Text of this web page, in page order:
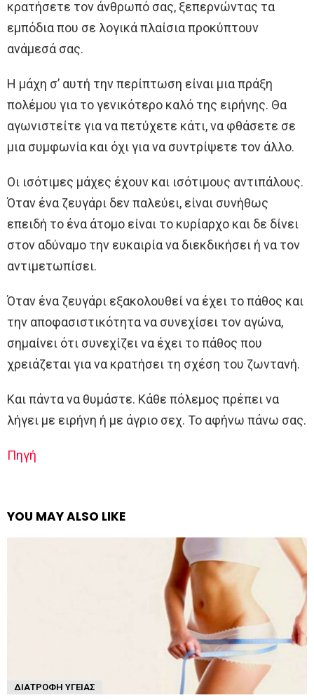
κρατήσετε τον άνθρωπό σας, ξεπερνώντας τα
εμπόδια που σε λογικά πλαίσια προκύπτουν
ανάμεσά σας.
Η μάχη σ’ αυτή την περίπτωση είναι μια πράξη
πολέμου για το γενικότερο καλό της ειρήνης. Θα
αγωνιστείτε για να πετύχετε κάτι, να φθάσετε σε
μια συμφωνία και όχι για να συντρίψετε τον άλλο.
Οι ισότιμες μάχες έχουν και ισότιμους αντιπάλους.
Όταν ένα ζευγάρι δεν παλεύει, είναι συνήθως
επειδή το ένα άτομο είναι το κυρίαρχο και δε δίνει
στον αδύναμο την ευκαιρία να διεκδικήσει ή να τον
αντιμετωπίσει.
Όταν ένα ζευγάρι εξακολουθεί να έχει το πάθος και
την αποφασιστικότητα να συνεχίσει τον αγώνα,
σημαίνει ότι συνεχίζει να έχει το πάθος που
χρειάζεται για να κρατήσει τη σχέση του ζωντανή.
Και πάντα να θυμάστε. Κάθε πόλεμος πρέπει να
λήγει με ειρήνη ή με άγριο σεχ. Το αφήνω πάνω σας.
Πηγή
YOU MAY ALSO LIKE
ΔΙΑΤΡΟΦΉ ΥΓΕΊΑΣ